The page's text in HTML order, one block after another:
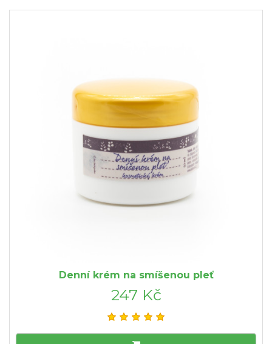
Denní krém na smíšenou pleť
247 Kč